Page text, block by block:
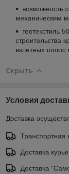
возможность
механическим
геотекстиль
строительства
взлетных полос
Скрыть
Условия
Доставка
Транспортная
Доставка
Доставка